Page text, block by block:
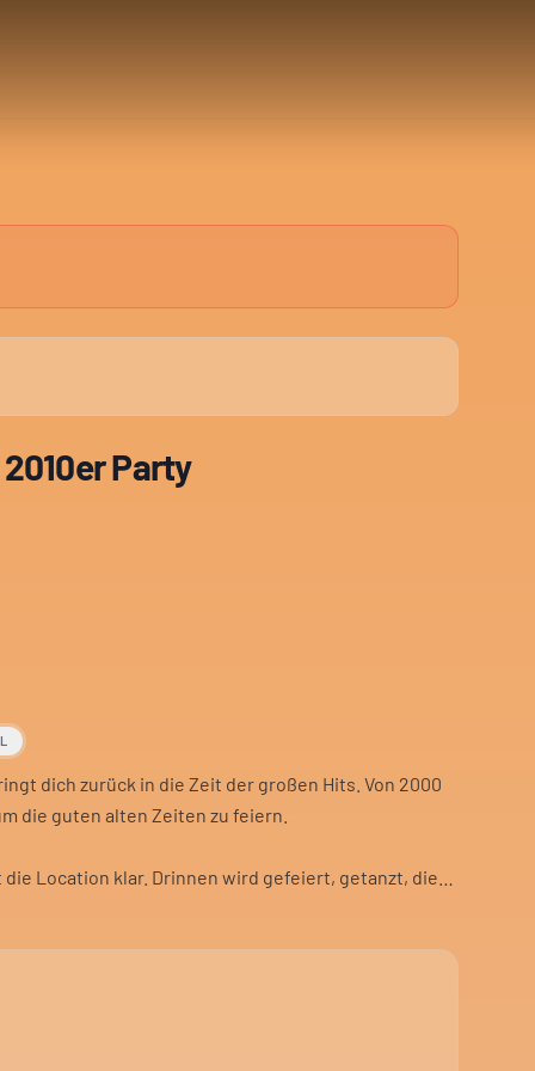
Party
dich zurück in die Zeit der großen Hits. Von 2000
die guten alten Zeiten zu feiern.
die Location klar. Drinnen wird gefeiert, getanzt, die
Für Gruppen, die zusammen abfeiern wollen.
Eine Zeitreise durch zwei Jahrzehnte Pop- und
die die Ära noch kennen oder neu entdecken